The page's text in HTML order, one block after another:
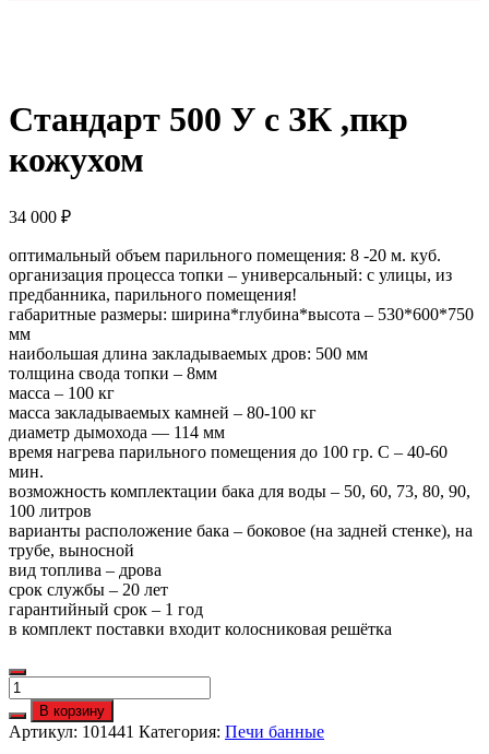
Стандарт 500 У с ЗК ,пкр
кожухом
34 000 ₽
оптимальный объем парильного помещения: 8 -20 м. куб.
организация процесса топки – универсальный: с улицы, из
предбанника, парильного помещения!
габаритные размеры: ширина*глубина*высота – 530*600*750
мм
наибольшая длина закладываемых дров: 500 мм
толщина свода топки – 8мм
масса – 100 кг
масса закладываемых камней – 80-100 кг
диаметр дымохода — 114 мм
время нагрева парильного помещения до 100 гр. С – 40-60
мин.
возможность комплектации бака для воды – 50, 60, 73, 80, 90,
100 литров
варианты расположение бака – боковое (на задней стенке), на
трубе, выносной
вид топлива – дрова
срок службы – 20 лет
гарантийный срок – 1 год
в комплект поставки входит колосниковая решётка
Количество
Стандарт
500
У
В корзину
Артикул: 101441 Категория: Печи банные